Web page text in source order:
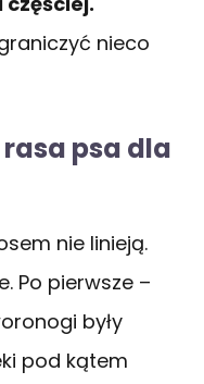
nieco
psa dla
nie linieją.
Po pierwsze –
były
pod kątem